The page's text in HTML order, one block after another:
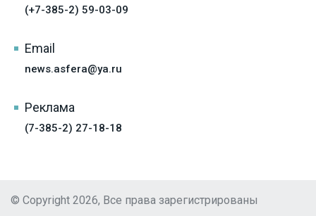
(+7-385-2) 59-03-09
Email
news.asfera@ya.ru
Реклама
(7-385-2) 27-18-18
© Copyright 2026, Все права зарегистрированы